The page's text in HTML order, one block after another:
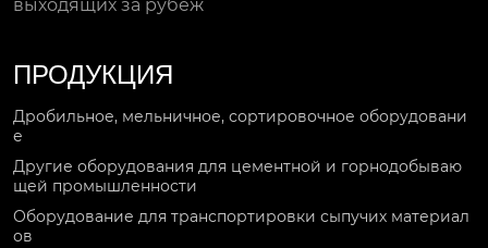
выходящих за рубеж
ПРОДУКЦИЯ
Дробильное, мельничное, сортировочное оборудовани
е
Другие оборудования для цементной и горнодобываю
щей промышленности
Оборудование для транспортировки сыпучих материал
ов